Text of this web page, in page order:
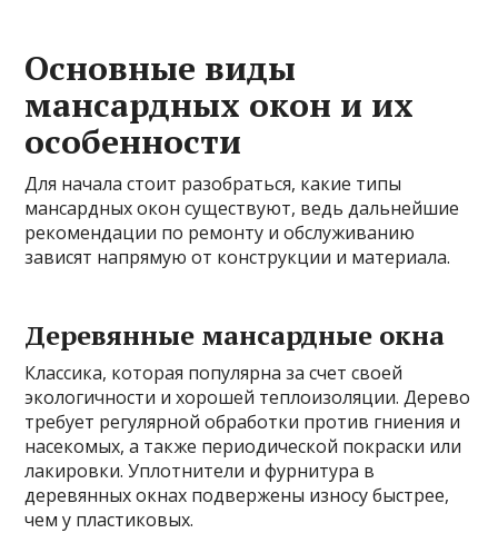
Основные виды
мансардных окон и их
особенности
Для начала стоит разобраться, какие типы
мансардных окон существуют, ведь дальнейшие
рекомендации по ремонту и обслуживанию
зависят напрямую от конструкции и материала.
Деревянные мансардные окна
Классика, которая популярна за счет своей
экологичности и хорошей теплоизоляции. Дерево
требует регулярной обработки против гниения и
насекомых, а также периодической покраски или
лакировки. Уплотнители и фурнитура в
деревянных окнах подвержены износу быстрее,
чем у пластиковых.